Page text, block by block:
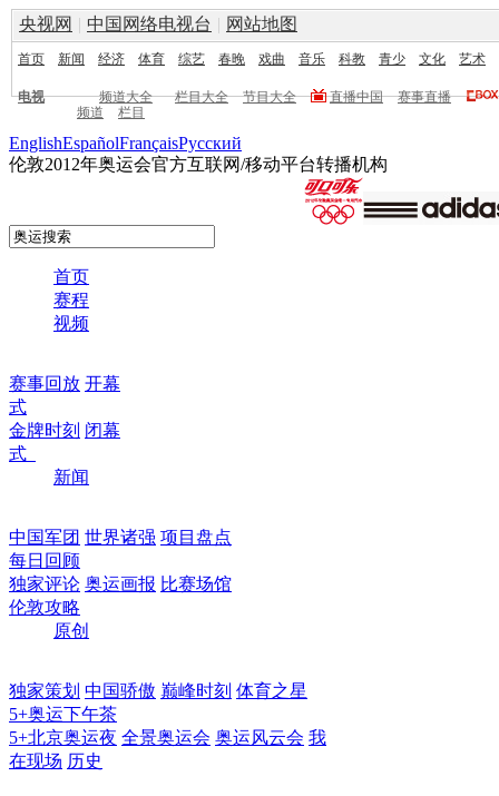
央视网 | 中国网络电视台 | 网站地图
首页 新闻 经济 体育 综艺 春晚 戏曲 音乐 科教 青少 文化 艺术
电视 频道大全 栏目大全 节目大全 直播中国
赛事直播
频道
栏目
EnglishEspañolFrançaisPусский
伦敦2012年奥运会官方互联网/移动平台转播机构
首页
赛程
视频
赛事回放 开幕
式
金牌时刻 闭幕
式
新闻
中国军团 世界诸强 项目盘点
每日回顾
独家评论 奥运画报 比赛场馆
伦敦攻略
原创
独家策划 中国骄傲 巅峰时刻 体育之星
5+奥运下午茶
5+北京奥运夜 全景奥运会 奥运风云会 我
在现场 历史